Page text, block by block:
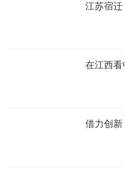
江苏宿迁
在江西看
借力创新